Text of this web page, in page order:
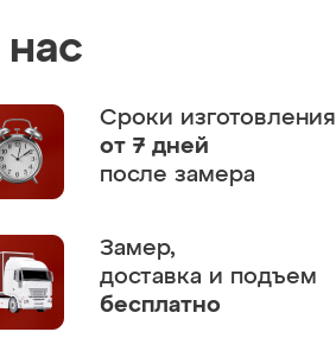
Сроки изготовления
от 7 дней
после замера
Замер,
доставка и подъем
бесплатно